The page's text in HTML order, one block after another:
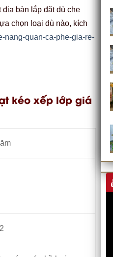
bàn lắp đặt dù che
chọn loại dù nào, kích
nang-quan-ca-phe-gia-re-
kéo xếp lớp giá